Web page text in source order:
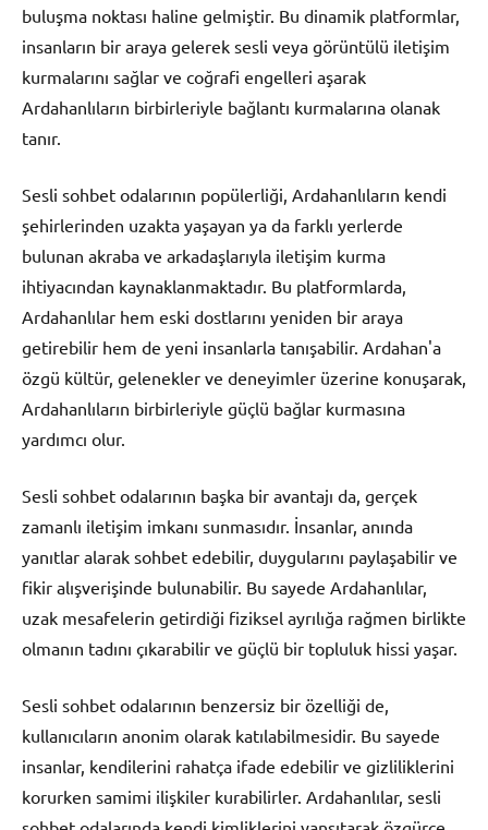
buluşma noktası haline gelmiştir. Bu dinamik platformlar,
insanların bir araya gelerek sesli veya görüntülü iletişim
kurmalarını sağlar ve coğrafi engelleri aşarak
Ardahanlıların birbirleriyle bağlantı kurmalarına olanak
tanır.
Sesli sohbet odalarının popülerliği, Ardahanlıların kendi
şehirlerinden uzakta yaşayan ya da farklı yerlerde
bulunan akraba ve arkadaşlarıyla iletişim kurma
ihtiyacından kaynaklanmaktadır. Bu platformlarda,
Ardahanlılar hem eski dostlarını yeniden bir araya
getirebilir hem de yeni insanlarla tanışabilir. Ardahan'a
özgü kültür, gelenekler ve deneyimler üzerine konuşarak,
Ardahanlıların birbirleriyle güçlü bağlar kurmasına
yardımcı olur.
Sesli sohbet odalarının başka bir avantajı da, gerçek
zamanlı iletişim imkanı sunmasıdır. İnsanlar, anında
yanıtlar alarak sohbet edebilir, duygularını paylaşabilir ve
fikir alışverişinde bulunabilir. Bu sayede Ardahanlılar,
uzak mesafelerin getirdiği fiziksel ayrılığa rağmen birlikte
olmanın tadını çıkarabilir ve güçlü bir topluluk hissi yaşar.
Sesli sohbet odalarının benzersiz bir özelliği de,
kullanıcıların anonim olarak katılabilmesidir. Bu sayede
insanlar, kendilerini rahatça ifade edebilir ve gizliliklerini
korurken samimi ilişkiler kurabilirler. Ardahanlılar, sesli